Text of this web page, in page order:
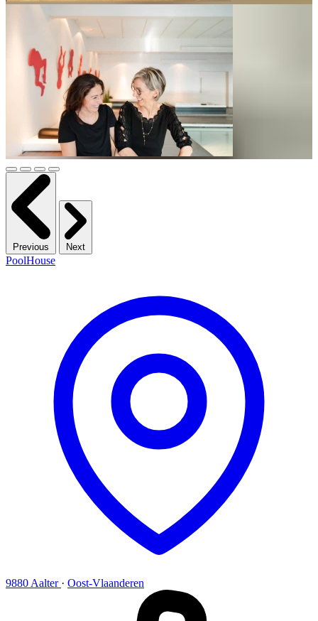
Previous Next
PoolHouse
9880 Aalter · Oost-Vlaanderen